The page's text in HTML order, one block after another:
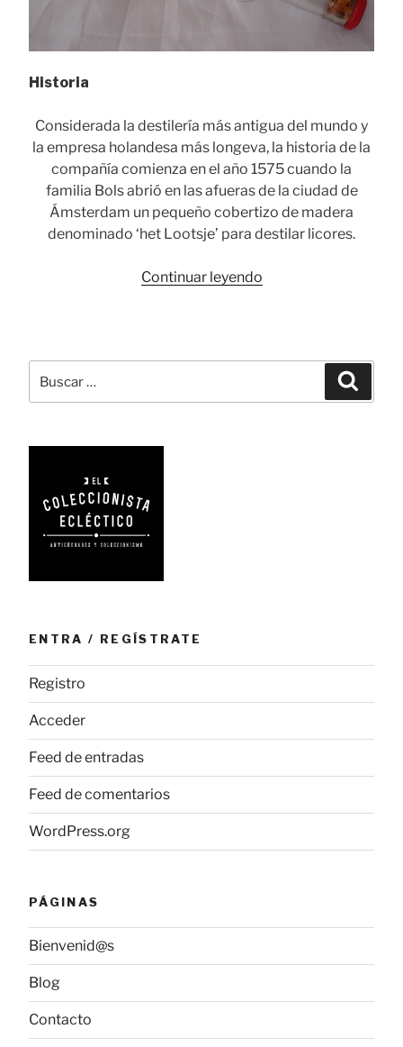
Historia
Considerada la destilería más antigua del mundo y
la empresa holandesa más longeva, la historia de la
compañía comienza en el año 1575 cuando la
familia Bols abrió en las afueras de la ciudad de
Ámsterdam un pequeño cobertizo de madera
denominado ‘het Lootsje’ para destilar licores.
Continuar leyendo«Bols:
con
por:
ENTRA / REGÍSTRATE
Registro
Acceder
Feed de entradas
Feed de comentarios
WordPress.org
PÁGINAS
Bienvenid@s
Blog
Contacto